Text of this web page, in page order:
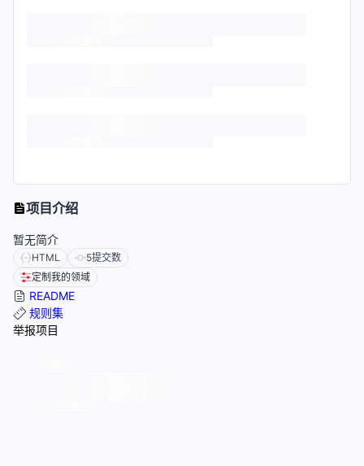
项目介绍
暂无简介
HTML 5提交数
定制我的领域
README
规则集
举报项目